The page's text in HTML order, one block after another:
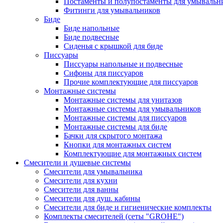
Фитинги для умывальников
Биде
Биде напольные
Биде подвесные
Сиденья с крышкой для биде
Писсуары
Писсуары напольные и подвесные
Сифоны для писсуаров
Прочие комплектующие для писсуаров
Монтажные системы
Монтажные системы для унитазов
Монтажные системы для умывальников
Монтажные системы для писсуаров
Монтажные системы для биде
Бачки для скрытого монтажа
Кнопки для монтажных систем
Комплектующие для монтажных систем
Смесители и душевые системы
Смесители для умывальника
Смесители для кухни
Смесители для ванны
Смесители для душ. кабины
Смесители для биде и гигиенические комплекты
Комплекты смесителей (сеты "GROHE")